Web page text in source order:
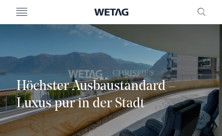
MENU
Höchster Ausbaustandard –
Luxus pur in der Stadt